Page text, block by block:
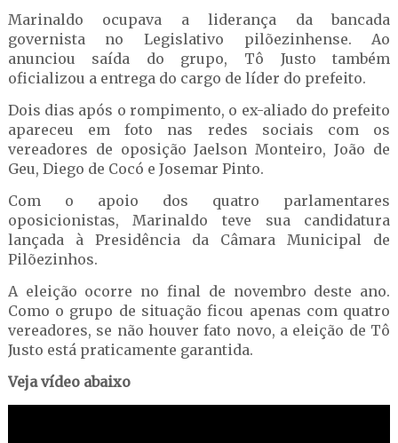
Marinaldo ocupava a liderança da bancada
governista no Legislativo pilõezinhense. Ao
anunciou saída do grupo, Tô Justo também
oficializou a entrega do cargo de líder do prefeito.
Dois dias após o rompimento, o ex-aliado do prefeito
apareceu em foto nas redes sociais com os
vereadores de oposição Jaelson Monteiro, João de
Geu, Diego de Cocó e Josemar Pinto.
Com o apoio dos quatro parlamentares
oposicionistas, Marinaldo teve sua candidatura
lançada à Presidência da Câmara Municipal de
Pilõezinhos.
A eleição ocorre no final de novembro deste ano.
Como o grupo de situação ficou apenas com quatro
vereadores, se não houver fato novo, a eleição de Tô
Justo está praticamente garantida.
Veja vídeo abaixo